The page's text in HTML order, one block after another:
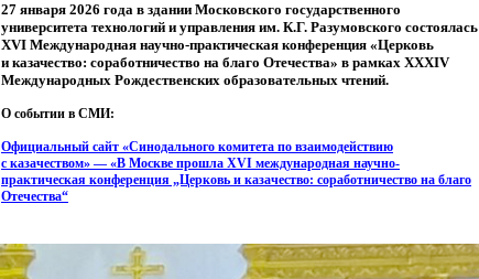
27 января 2026 года в здании Московского государственного
университета технологий и управления им. К.Г. Разумовского состоялась
XVI Международная научно-практическая конференция «Церковь
и казачество: соработничество на благо Отечества» в рамках XXХIV
Международных Рождественских образовательных чтений.
О событии в СМИ:
Официальный сайт «Синодального комитета по взаимодействию
с казачеством» — «В Москве прошла XVI международная научно-
практическая конференция „Церковь и казачество: соработничество на благо
Отечества“